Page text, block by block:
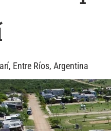
Entre Ríos, Argentina